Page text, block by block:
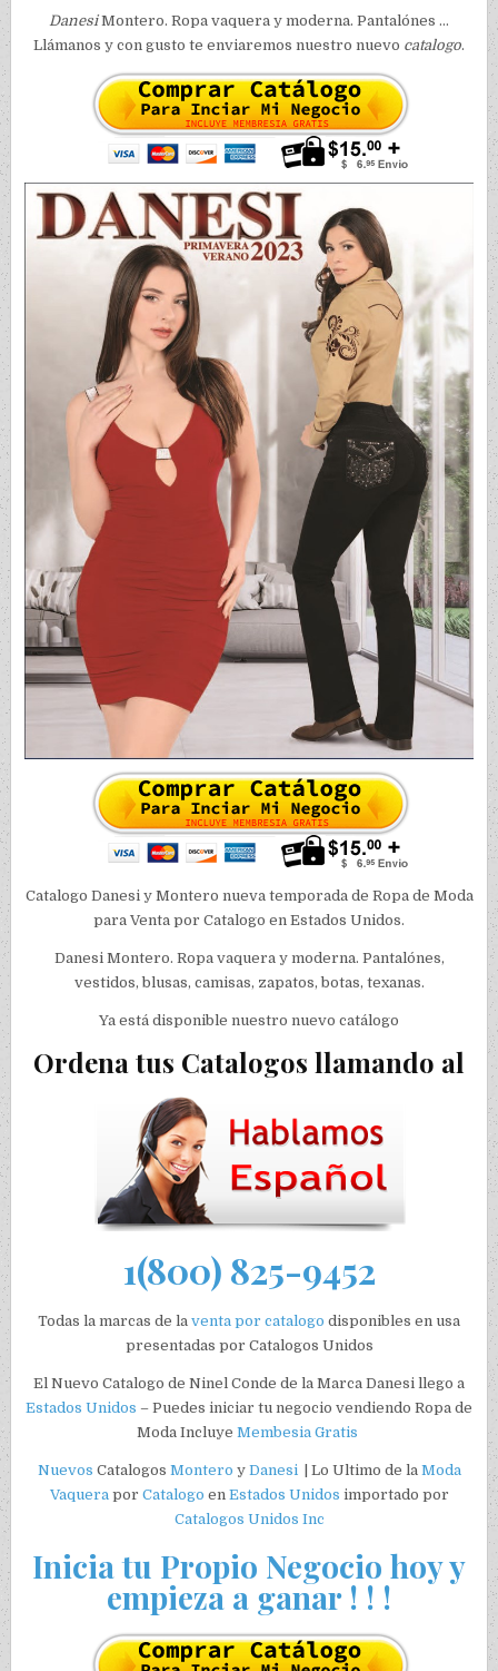
DanesiMontero. Ropa vaquera y moderna. Pantalónes …
Llámanos y con gusto te enviaremos nuestro nuevo catalogo.
Catalogo Danesi y Montero nueva temporada de Ropa de Moda
para Venta por Catalogo en Estados Unidos.
Danesi Montero. Ropa vaquera y moderna. Pantalónes,
vestidos, blusas, camisas, zapatos, botas, texanas.
Ya está disponible nuestro nuevo catálogo
Ordena tus Catalogos llamando al
1(800) 825-9452
Todas la marcas de la venta por catalogo disponibles en usa
presentadas por Catalogos Unidos
El Nuevo Catalogo de Ninel Conde de la Marca Danesi llego a
Estados Unidos – Puedes iniciar tu negocio vendiendo Ropa de
Moda Incluye Membesia Gratis
Nuevos Catalogos Montero y Danesi | Lo Ultimo de la Moda
Vaquerapor Catalogo en Estados Unidos importado por
Catalogos Unidos Inc
Inicia tu Propio Negocio hoy y
empieza a ganar ! ! !